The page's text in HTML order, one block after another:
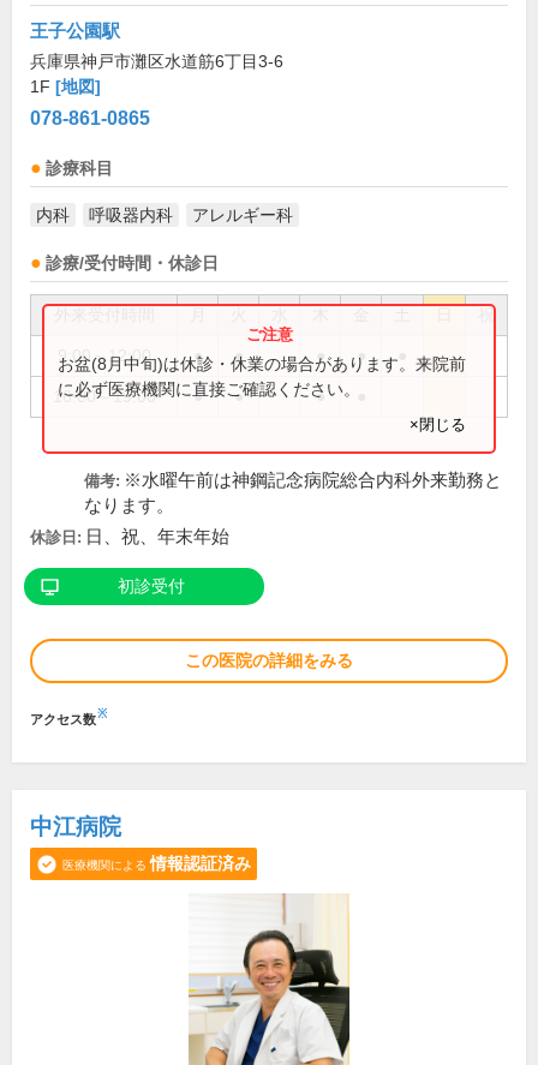
王子公園駅
兵庫県神戸市灘区水道筋6丁目3-6
1F [地図]
078-861-0865
診療科目
内科 呼吸器内科 アレルギー科
診療/受付時間・休診日
祝
9:00～12:00 ● ● ● ●
16:00～19:00 ● ● ●
お盆(8月中旬)は休診・休業の場合があります。来院前
に必ず医療機関に直接ご確認ください。
×閉じる
備考: ※水曜午前は神鋼記念病院総合内科外来勤務と
なります。
休診日: 日、祝、年末年始
初診受付
この医院の詳細をみる
アクセス数※
中江病院
医療機関による 情報認証済み